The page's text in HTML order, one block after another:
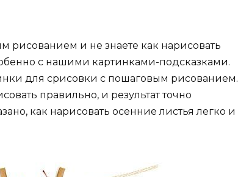
рисованием и не знаете как нарисовать
с нашими картинками-подсказками.
для срисовки с пошаговым рисованием.
правильно, и результат точно
как нарисовать осенние листья легко и